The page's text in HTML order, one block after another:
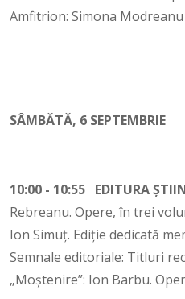
Amfitrion: Simona Modreanu
SÂMBĂTĂ, 6 SEPTEMBRIE
10:00 - 10:55 EDITURA
Rebreanu. Opere, în trei
Ion Simuț. Ediție dedicată
Semnale editoriale: Titluri
„Moștenire”: Ion Barbu.